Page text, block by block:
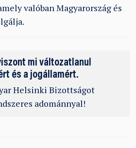
valóban Magyarország és
mi változatlanul
és a jogállamért.
Helsinki Bizottságot
adománnyal!